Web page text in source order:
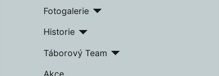
Fotogalerie
Historie
Táborový Team